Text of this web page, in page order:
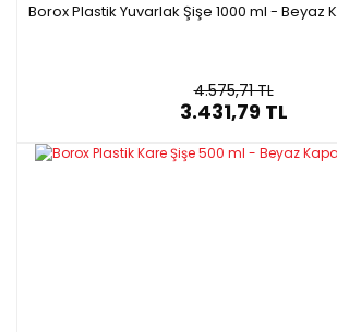
Borox Plastik Yuvarlak Şişe 1000 ml - Beyaz
4.575,71 TL
3.431,79 TL